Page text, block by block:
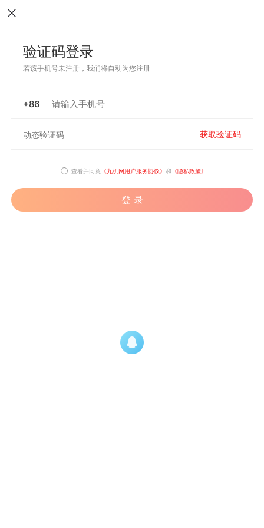
验证码登录
若该手机号未注册，我们将自动为您注册
+86
获取验证码
查看并同意 《九机网用户服务协议》 和 《隐私政策》
登 录